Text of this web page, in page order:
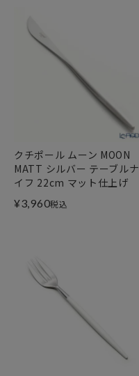
クチポール ムーン MOON
MATT シルバー テーブルナ
イフ 22cm マット仕上げ
¥3,960税込